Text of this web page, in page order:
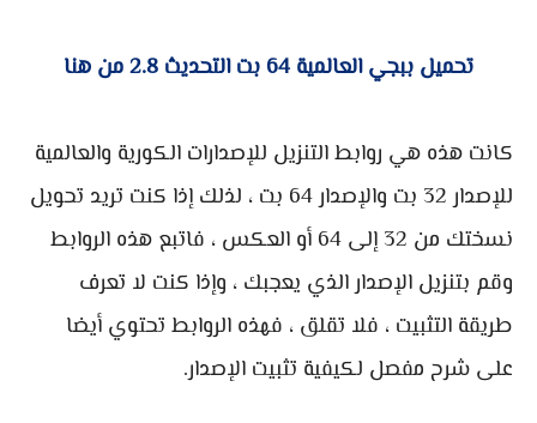
تحميل ببجي العالمية 64 بت التحديث 2.8 من هنا
كانت هذه هي روابط التنزيل للإصدارات الكورية والعالمية
للإصدار 32 بت والإصدار 64 بت ، لذلك إذا كنت تريد تحويل
نسختك من 32 إلى 64 أو العكس ، فاتبع هذه الروابط
وقم بتنزيل الإصدار الذي يعجبك ، وإذا كنت لا تعرف
طريقة التثبيت ، فلا تقلق ، فهذه الروابط تحتوي أيضا
على شرح مفصل لكيفية تثبيت الإصدار.